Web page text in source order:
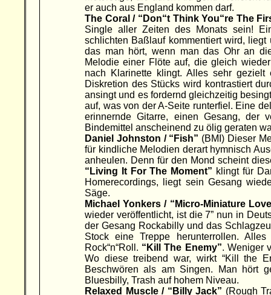
er auch aus England kommen darf.
The Coral / “Don“t Think You“re The
Single aller Zeiten des Monats sein!
schlichten Baßlauf kommentiert wird,
das man hört, wenn man das Ohr an
Melodie einer Flöte auf, die gleich
nach Klarinette klingt. Alles sehr
Diskretion des Stücks wird kontrastiert
ansingt und es fordernd gleichzeitig
auf, was von der A-Seite runterfiel. Eine
erinnernde Gitarre, einen Gesang, der
Bindemittel anscheinend zu ölig geraten
Daniel Johnston / “Fish” (BMI) Dieser
für kindliche Melodien derart hymnisch
anheulen. Denn für den Mond scheint
“Living It For The Moment” klingt für
Homerecordings, liegt sein Gesang
Säge.
Michael Yonkers / “Micro-Miniature
wieder veröffentlicht, ist die 7” nun in
der Gesang Rockabilly und das
Stock eine Treppe herunterrollen.
Rock“n“Roll. “Kill The Enemy”. Weniger
Wo diese treibend war, wirkt “Kill the
Beschwören als am Singen. Man hört
Bluesbilly, Trash auf hohem Niveau.
Relaxed Muscle / “Billy Jack” (Rough